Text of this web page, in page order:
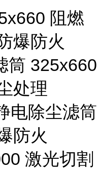
阻燃
爆防火
筒 325x660
处理
电除尘滤筒
防火
激光切割